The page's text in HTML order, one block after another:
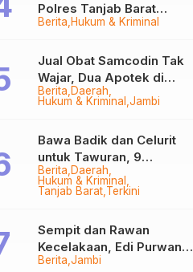
Berita Hukum & Kriminal
Polres Tanjab Barat
Ringkus Komplotan
Tungkal
Berita Daerah
Hukum & Kriminal Jambi
Jual Obat Samcodin Tak
Wajar, Dua Apotek di
Tanjab Barat Disegel
Berita Daerah
Hukum & Kriminal
Tanjab Barat Terkini
Bawa Badik dan Celurit
untuk Tawuran, 9
Anggota Geng Motor di
Tanjab Barat Diringkus
Berita Jambi
Sempit dan Rawan
Kecelakaan, Edi Purwanto
Targetkan Jalan Lintas